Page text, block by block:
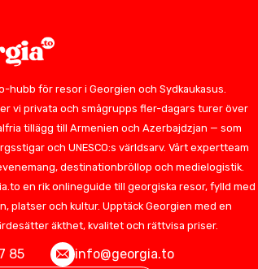
hubb för resor i Georgien och Sydkaukasus.
vi privata och smågrupps fler-dagars turer över
tillägg till Armenien och Azerbajdzjan — som
och UNESCO:s världsarv. Vårt expertteam
destinationbröllop och medielogistik.
en rik onlineguide till georgiska resor, fylld med
platser och kultur. Upptäck Georgien med en
äkthet, kvalitet och rättvisa priser.
85 info@georgia.to